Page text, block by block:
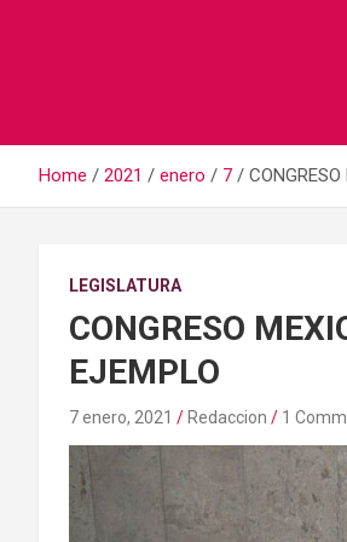
Home 2021 enero 7
LEGISLATURA
CONGRESO
EJEMPLO
7 enero, 2021 Redaccion 1